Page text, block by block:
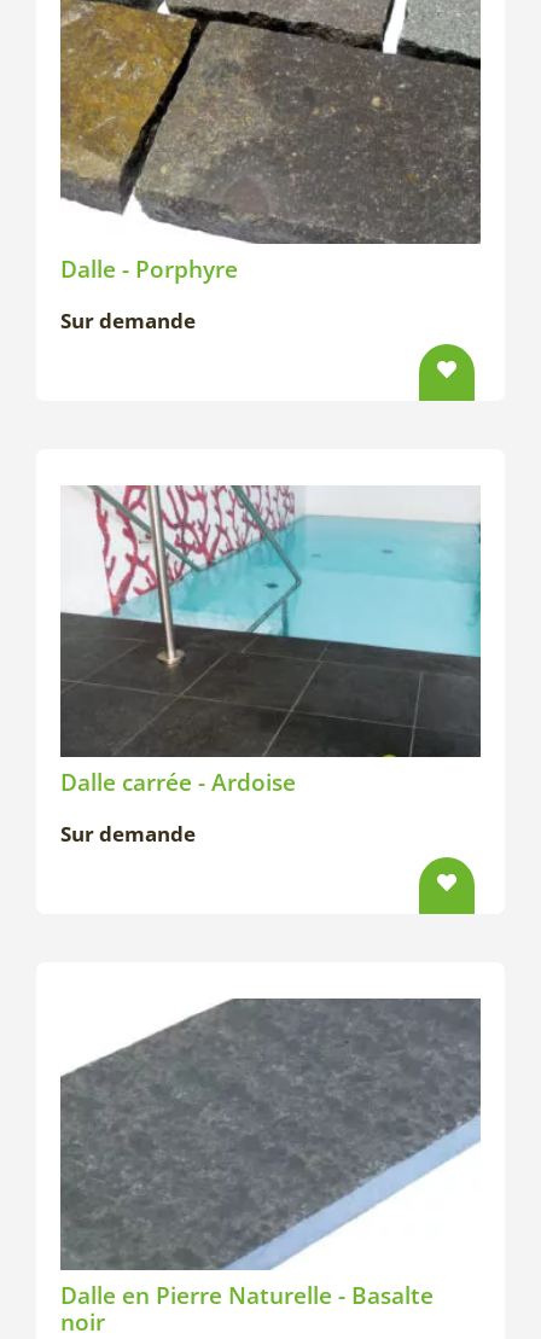
Dalle - Porphyre
Sur demande
Dalle carrée - Ardoise
Sur demande
Dalle en Pierre Naturelle - Basalte
noir